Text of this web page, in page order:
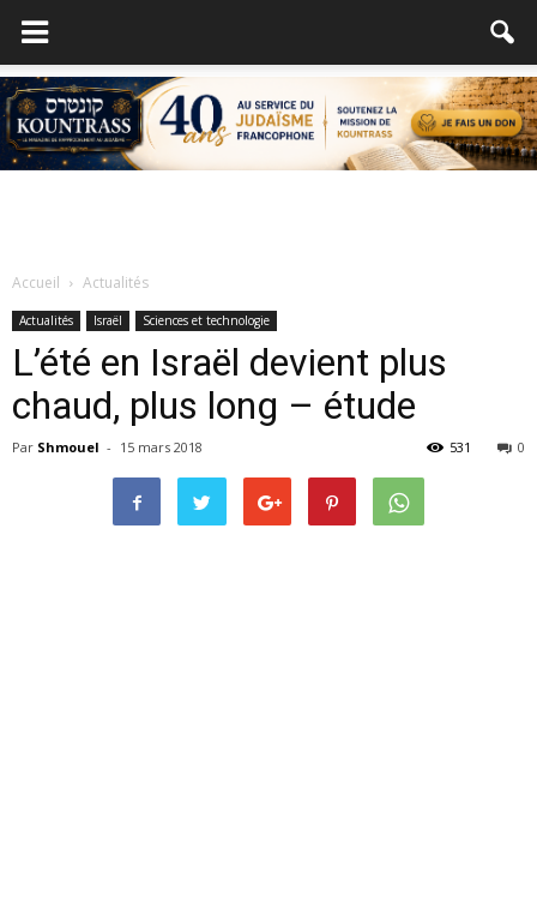
Accueil Actualités
Actualités Israël Sciences et technologie
L’été en Israël devient plus
chaud, plus long – étude
Par Shmouel - 15 mars 2018 0
531